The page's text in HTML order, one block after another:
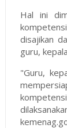
Hal ini
disajikan
guru,
"Guru,